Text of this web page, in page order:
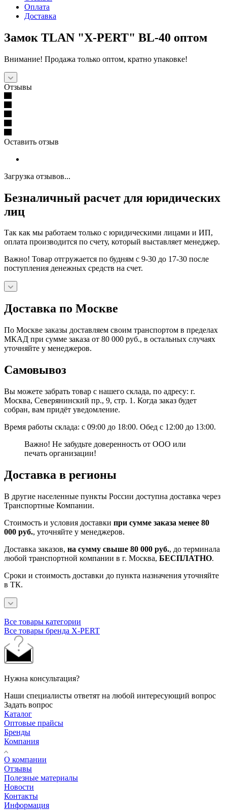
Оплата
Доставка
Замок TLAN "X-PERT" BL-40 оптом
Внимание! Продажа только оптом, кратно упаковке!
Отзывы
Оставить отзыв
Загрузка отзывов...
Безналичный расчет для юридических
лиц
Так как мы работаем только с юридическими лицами и ИП,
оплата производится по счету, который выставляет менеджер.
Важно! Товар отгружается по будням с 9-30 до 17-30 после
поступления денежных средств на счет.
Доставка по Москве
По Москве заказы доставляем своим транспортом в пределах
МКАД при сумме заказа от 80 000 руб., в остальных случаях
уточняйте у менеджеров.
Самовывоз
Вы можете забрать товар с нашего склада, по адресу: г.
Москва, Северянинский пр., 9, стр. 1. Когда заказ будет
собран, вам придёт уведомление.
Время работы склада: с 09:00 до 18:00. Обед с 12:00 до 13:00.
Важно! Не забудьте доверенность от ООО или
печать организации!
Доставка в регионы
В другие населенные пункты России доступна доставка через
Транспортные Компании.
Стоимость и условия доставки при сумме заказа менее 80
000 руб., уточняйте у менеджеров.
Доставка заказов, на сумму свыше 80 000 руб., до терминала
любой транспортной компании в г. Москва, БЕСПЛАТНО.
Сроки и стоимость доставки до пункта назначения уточняйте
в ТК.
Все товары категории
Все товары бренда X-PERT
Нужна консультация?
Наши специалисты ответят на любой интересующий вопрос
Задать вопрос
Каталог
Оптовые прайсы
Бренды
Компания
О компании
Отзывы
Полезные материалы
Новости
Контакты
Информация